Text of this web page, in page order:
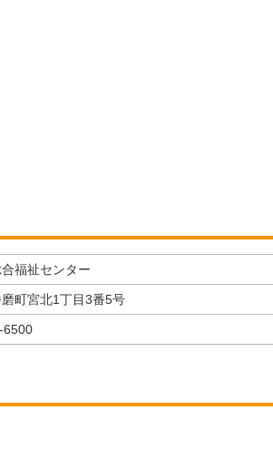
福祉センター
町宮北1丁目3番5号
6500